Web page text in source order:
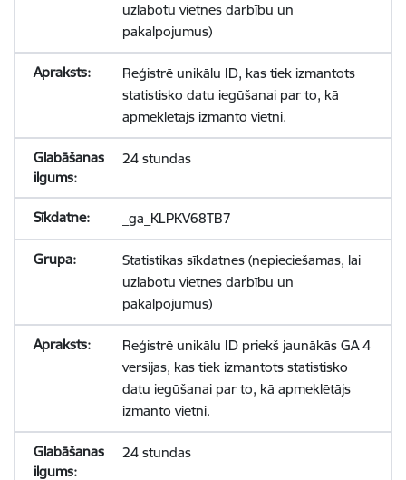
uzlabotu vietnes darbību un
pakalpojumus)
Reģistrē unikālu ID, kas tiek izmantots
statistisko datu iegūšanai par to, kā
apmeklētājs izmanto vietni.
24 stundas
_ga_KLPKV68TB7
Statistikas sīkdatnes (nepieciešamas, lai
uzlabotu vietnes darbību un
pakalpojumus)
Reģistrē unikālu ID priekš jaunākās GA 4
versijas, kas tiek izmantots statistisko
datu iegūšanai par to, kā apmeklētājs
izmanto vietni.
24 stundas